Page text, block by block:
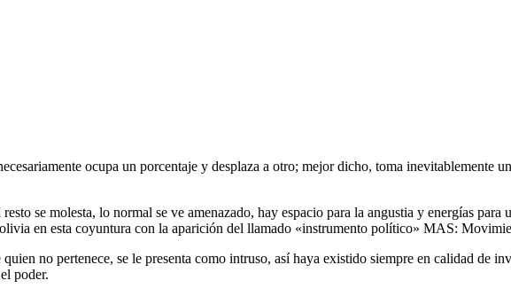
ocupa un porcentaje y desplaza a otro; mejor dicho, toma inevitablemente
se molesta, lo normal se ve amenazado, hay espacio para la angustia y energías para
en esta coyuntura con la aparición del llamado «instrumento político» MAS:
no pertenece, se le presenta como intruso, así haya existido siempre en calidad de
poder.